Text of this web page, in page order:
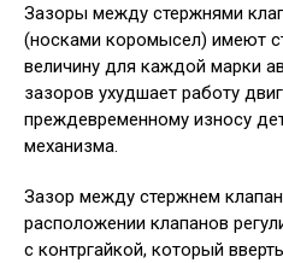
Зазоры между стержнями
(носками коромысел) имеют
величину для каждой марки
зазоров ухудшает работу
преждевременному износу
механизма.
Зазор между стержнем
расположении клапанов
с контргайкой, который